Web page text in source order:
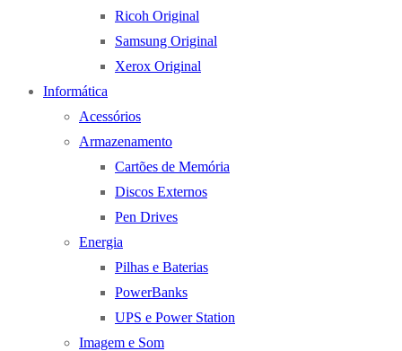
Ricoh Original
Samsung Original
Xerox Original
Informática
Acessórios
Armazenamento
Cartões de Memória
Discos Externos
Pen Drives
Energia
Pilhas e Baterias
PowerBanks
UPS e Power Station
Imagem e Som